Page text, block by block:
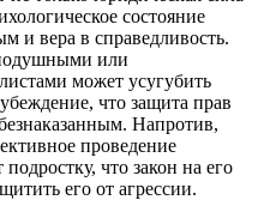
состояние
и вера в справедливость.
или
может усугубить
что защита прав
Напротив,
проведение
что закон на его
его от агрессии.